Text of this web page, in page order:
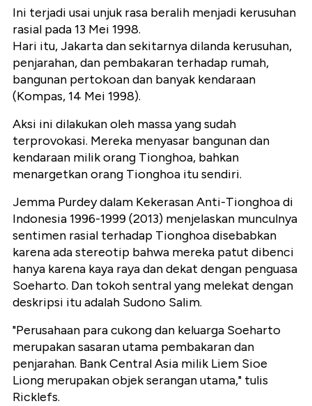
Ini terjadi usai unjuk rasa beralih menjadi kerusuhan
rasial pada 13 Mei 1998.
Hari itu, Jakarta dan sekitarnya dilanda kerusuhan,
penjarahan, dan pembakaran terhadap rumah,
bangunan pertokoan dan banyak kendaraan
(Kompas, 14 Mei 1998).
Aksi ini dilakukan oleh massa yang sudah
terprovokasi. Mereka menyasar bangunan dan
kendaraan milik orang Tionghoa, bahkan
menargetkan orang Tionghoa itu sendiri.
Jemma Purdey dalam Kekerasan Anti-Tionghoa di
Indonesia 1996-1999 (2013) menjelaskan munculnya
sentimen rasial terhadap Tionghoa disebabkan
karena ada stereotip bahwa mereka patut dibenci
hanya karena kaya raya dan dekat dengan penguasa
Soeharto. Dan tokoh sentral yang melekat dengan
deskripsi itu adalah Sudono Salim.
"Perusahaan para cukong dan keluarga Soeharto
merupakan sasaran utama pembakaran dan
penjarahan. Bank Central Asia milik Liem Sioe
Liong merupakan objek serangan utama," tulis
Ricklefs.